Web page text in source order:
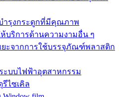
ำรุงกระดูกที่มีคุณภาพ
บริการด้านความงามอื่น ๆ
ยะจากการใช้บรรจุภัณฑ์พลาสติก
ะบบไฟฟ้าอุตสาหกรรม
ไซเคิล